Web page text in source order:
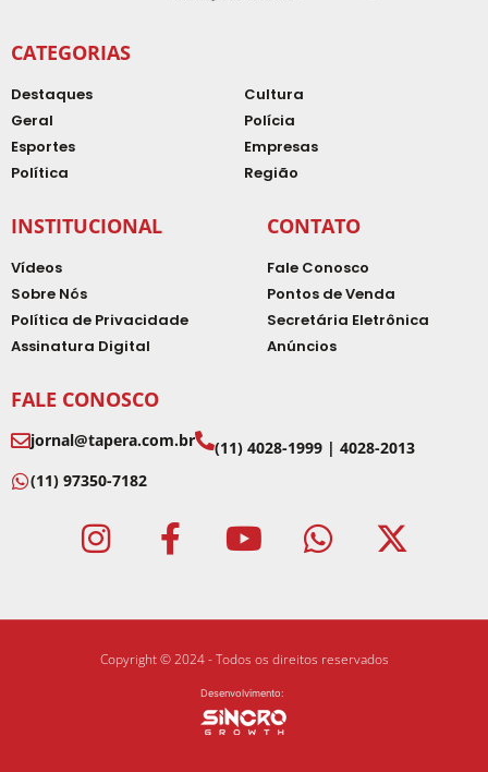
CATEGORIAS
Destaques
Geral
Esportes
Política
Cultura
Polícia
Empresas
Região
INSTITUCIONAL
Vídeos
Sobre Nós
Política de Privacidade
Assinatura Digital
CONTATO
Fale Conosco
Pontos de Venda
Secretária Eletrônica
Anúncios
FALE CONOSCO
jornal@tapera.com.br
(11) 4028-1999 | 4028-2013
(11) 97350-7182
Copyright © 2024 - Todos os direitos reservados
Desenvolvimento: